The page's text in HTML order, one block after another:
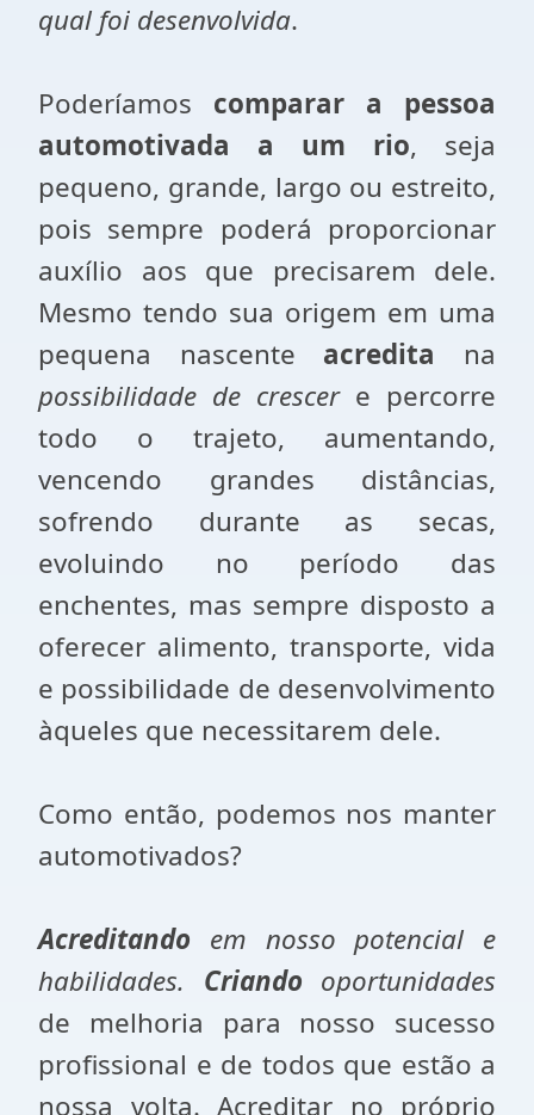
qual foi desenvolvida.
Poderíamos comparar a pessoa
automotivada a um rio, seja
pequeno, grande, largo ou estreito,
pois sempre poderá proporcionar
auxílio aos que precisarem dele.
Mesmo tendo sua origem em uma
pequena nascente acredita na
possibilidade de crescere percorre
todo o trajeto, aumentando,
vencendo grandes distâncias,
sofrendo durante as secas,
evoluindo no período das
enchentes, mas sempre disposto a
oferecer alimento, transporte, vida
e possibilidade de desenvolvimento
àqueles que necessitarem dele.
Como então, podemos nos manter
automotivados?
Acreditando em nosso potencial e
habilidades. Criando oportunidades
de melhoria para nosso sucesso
profissional e de todos que estão a
nossa volta. Acreditar no próprio